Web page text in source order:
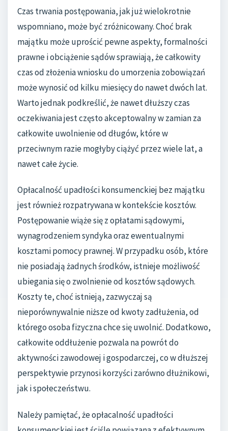
Czas trwania postępowania, jak już wielokrotnie
wspomniano, może być zróżnicowany. Choć brak
majątku może uprościć pewne aspekty, formalności
prawne i obciążenie sądów sprawiają, że całkowity
czas od złożenia wniosku do umorzenia zobowiązań
może wynosić od kilku miesięcy do nawet dwóch lat.
Warto jednak podkreślić, że nawet dłuższy czas
oczekiwania jest często akceptowalny w zamian za
całkowite uwolnienie od długów, które w
przeciwnym razie mogłyby ciążyć przez wiele lat, a
nawet całe życie.
Opłacalność upadłości konsumenckiej bez majątku
jest również rozpatrywana w kontekście kosztów.
Postępowanie wiąże się z opłatami sądowymi,
wynagrodzeniem syndyka oraz ewentualnymi
kosztami pomocy prawnej. W przypadku osób, które
nie posiadają żadnych środków, istnieje możliwość
ubiegania się o zwolnienie od kosztów sądowych.
Koszty te, choć istnieją, zazwyczaj są
nieporównywalnie niższe od kwoty zadłużenia, od
którego osoba fizyczna chce się uwolnić. Dodatkowo,
całkowite oddłużenie pozwala na powrót do
aktywności zawodowej i gospodarczej, co w dłuższej
perspektywie przynosi korzyści zarówno dłużnikowi,
jak i społeczeństwu.
Należy pamiętać, że opłacalność upadłości